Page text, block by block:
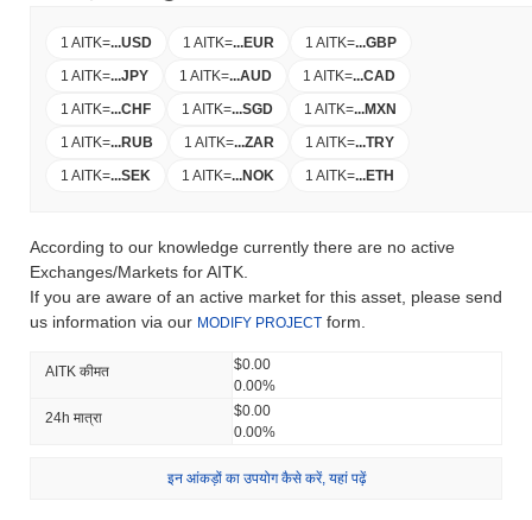
1 AITK=...USD 1 AITK=...EUR 1 AITK=...GBP
1 AITK=...JPY 1 AITK=...AUD 1 AITK=...CAD
1 AITK=...CHF 1 AITK=...SGD 1 AITK=...MXN
1 AITK=...RUB 1 AITK=...ZAR 1 AITK=...TRY
1 AITK=...SEK 1 AITK=...NOK 1 AITK=...ETH
According to our knowledge currently there are no active
Exchanges/Markets for AITK.
If you are aware of an active market for this asset, please send
us information via our MODIFY PROJECT form.
AITK कीमत
$0.00
0.00%
24h मात्रा
$0.00
0.00%
इन आंकड़ों का उपयोग कैसे करें, यहां पढ़ें